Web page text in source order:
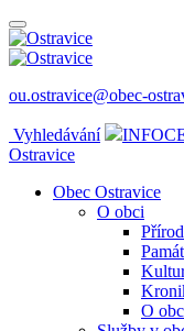
ou.ostravice@obec-
Vyhledávání
Ostravice
Obec Ostravice
O obci
O